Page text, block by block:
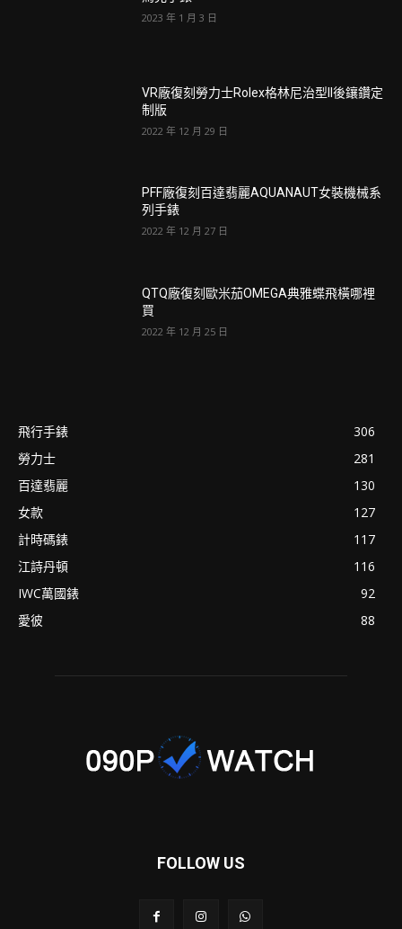
2023 年 1 月 3 日
VR廠復刻勞力士Rolex格林尼治型II後鑲鑽定
制版
2022 年 12 月 29 日
PFF廠復刻百達翡麗AQUANAUT女裝機械系
列手錶
2022 年 12 月 27 日
QTQ廠復刻歐米茄OMEGA典雅蝶飛橫哪裡
買
2022 年 12 月 25 日
飛行手錶
306
勞力士
281
百達翡麗
130
女款
127
計時碼錶
117
江詩丹頓
116
IWC萬國錶
92
愛彼
88
FOLLOW US